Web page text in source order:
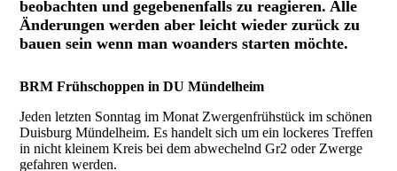
beobachten und gegebenenfalls zu reagieren. Alle
Änderungen werden aber leicht wieder zurück zu
bauen sein wenn man woanders starten möchte.
BRM Frühschoppen in DU Mündelheim
Jeden letzten Sonntag im Monat Zwergenfrühstück im schönen
Duisburg Mündelheim. Es handelt sich um ein lockeres Treffen
in nicht kleinem Kreis bei dem abwechelnd Gr2 oder Zwerge
gefahren werden.